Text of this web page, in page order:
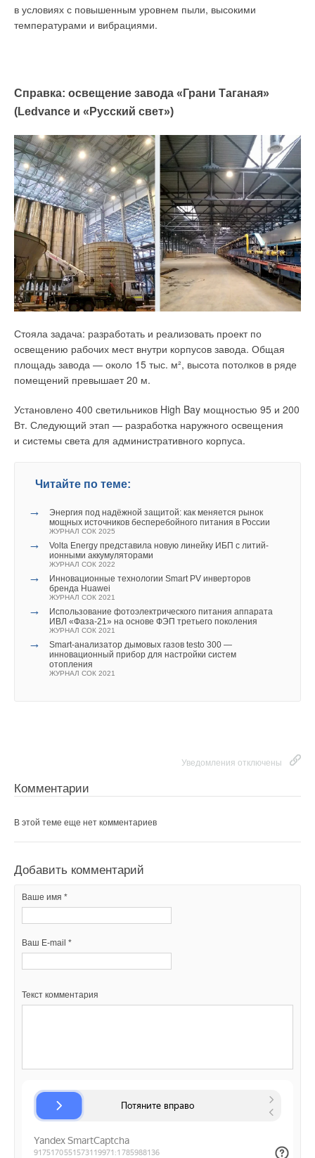
в условиях с повышенным уровнем пыли, высокими
температурами и вибрациями.
Справка: освещение завода «Грани Таганая»
(Ledvance и «Русский свет»)
Стояла задача: разработать и реализовать проект по
освещению рабочих мест внутри корпусов завода. Общая
площадь завода — около 15 тыс. м², высота потолков в ряде
помещений превышает 20 м.
Установлено 400 светильников High Bay мощностью 95 и 200
Вт. Следующий этап — разработка наружного освещения
и системы света для административного корпуса.
Читайте по теме:
→
Энергия под надёжной защитой: как меняется рынок
мощных источников бесперебойного питания в России
ЖУРНАЛ СОК 2025
→
Volta Energy представила новую линейку ИБП с литий-
ионными аккумуляторами
ЖУРНАЛ СОК 2022
→
Инновационные технологии Smart PV инверторов
бренда Huawei
ЖУРНАЛ СОК 2021
→
Использование фотоэлектрического питания аппарата
ИВЛ «Фаза‑21» на основе ФЭП третьего поколения
ЖУРНАЛ СОК 2021
→
Smart-анализатор дымовых газов testo 300 —
инновационный прибор для настройки систем
отопления
ЖУРНАЛ СОК 2021
Уведомления отключены
Комментарии
В этой теме еще нет комментариев
Добавить комментарий
Ваше имя *
Ваш E-mail *
Текст комментария